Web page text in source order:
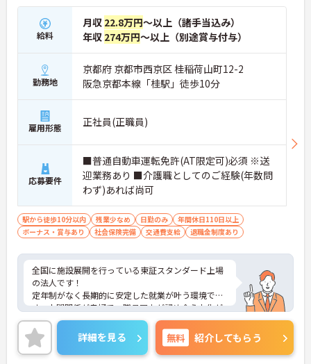
給料
月収 22.8万円～以上（諸手当込み）
年収 274万円～以上（別途賞与付与）
勤務地
京都府 京都市西京区 桂稲荷山町12-2
阪急京都本線「桂駅」徒歩10分
雇用形態 正社員(正職員)
応募要件
■普通自動車運転免許(AT限定可)必須 ※送
迎業務あり ■介護職としてのご経験(年数問
わず)あれば尚可
駅から徒歩10分以内 残業少なめ 日勤のみ
年間休日110日以上
ボーナス・賞与あり
社会保険完備 交通費支給 退職金制度あり
全国に施設展開を行っている東証スタンダード上場
の法人です！
定年制がなく長期的に安定した就業が叶う環境で
す。人間関係が良好で、職員同士が認め合う文化が
根付いています。
ご興味のある方には、面接対策ポイントなど、さら
に詳細をご案内しますのでお気軽にご相談くださ
い！
詳細を見る 無料 紹介してもらう